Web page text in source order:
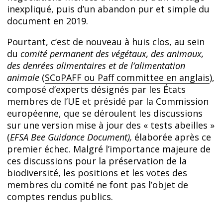
inexpliqué, puis d’un abandon pur et simple du
document en 2019.
Pourtant, c’est de nouveau à huis clos, au sein
du comité permanent des végétaux, des animaux,
des denrées alimentaires et de l’alimentation
animale (SCoPAFF ou Paff committee en anglais),
composé d’experts désignés par les États
membres de l’UE et présidé par la Commission
européenne, que se déroulent les discussions
sur une version mise à jour des « tests abeilles »
(EFSA Bee Guidance Document), élaborée après ce
premier échec. Malgré l’importance majeure de
ces discussions pour la préservation de la
biodiversité, les positions et les votes des
membres du comité ne font pas l’objet de
comptes rendus publics.